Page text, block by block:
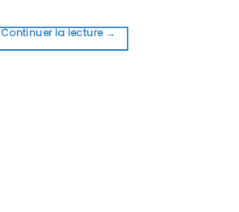
Continuer la lecture→